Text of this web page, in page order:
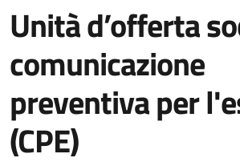
Unità d’offerta
comunicazione
preventiva per
(CPE)